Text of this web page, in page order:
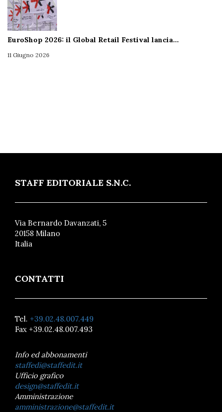
EuroShop 2026: il Global Retail Festival lancia…
11 Giugno 2026
STAFF EDITORIALE S.N.C.
Via Bernardo Davanzati, 5
20158 Milano
Italia
CONTATTI
Tel. +39.02.48.007.449
Fax +39.02.48.007.493
Info ed abbonamenti
staffedi@staffedit.it
Ufficio grafico
design@staffedit.it
Amministrazione
amministrazione@staffedit.it